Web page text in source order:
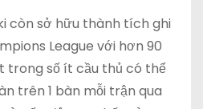
còn sở hữu thành tích ghi
League với hơn 90
trong số ít cầu thủ có thể
trên 1 bàn mỗi trận qua